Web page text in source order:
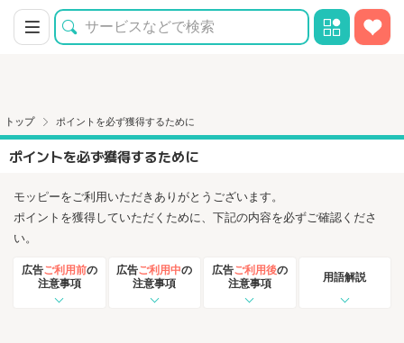
トップ ポイントを必ず獲得するために
ポイントを必ず獲得するために
モッピーをご利用いただきありがとうございます。
ポイントを獲得していただくために、下記の内容を必ずご確認くださ
い。
広告ご利用前の
注意事項
広告ご利用中の
注意事項
広告ご利用後の
注意事項
用語解説